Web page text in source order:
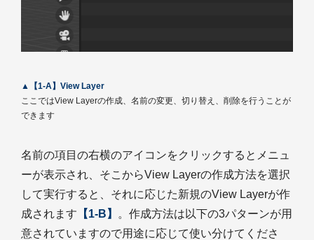
▲【1-A】View Layer
ここではView Layerの作成、名前の変更、切り替え、削除を行うことが
できます
名前の項目の右横のアイコンをクリックするとメニュ
ーが表示され、そこからView Layerの作成方法を選択
して実行すると、それに応じた新規のView Layerが作
成されます 【1-B】
。作成方法は以下の3パターンが用
意されていますので用途に応じて使い分けてくださ